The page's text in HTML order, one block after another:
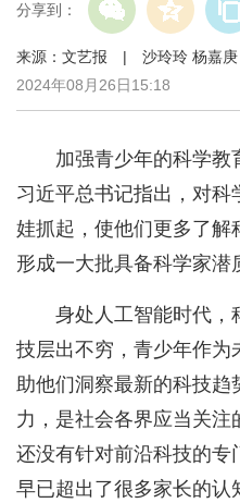
分享到：
来源：文艺报 | 沙玲玲 杨
2024年08月26日15:18
加强青少年的科学教
习近平总书记指出，对科
娃抓起，使他们更多了解
形成一大批具备科学家潜
身处人工智能时代，
技层出不穷，青少年作为
助他们洞察最新的科技趋
力，是社会各界应当关注
还没有针对前沿科技的专
早已超出了很多家长的认